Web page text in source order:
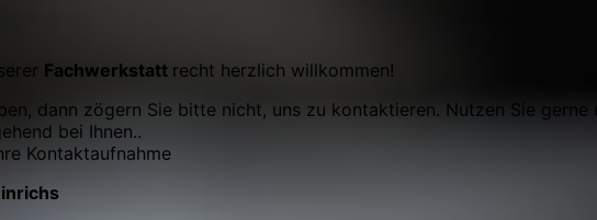
Fachwerkstatt recht herzlich willkommen!
dann zögern Sie bitte nicht, uns zu kontaktieren. Nutzen Sie
bei Ihnen..
Kontaktaufnahme